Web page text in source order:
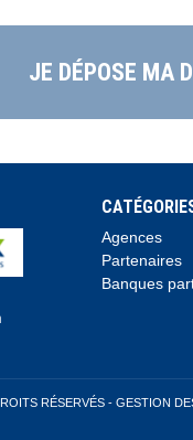
JE DÉPOSE MA
Agences
Partenaires
Banques
RÉSERVÉS - GESTION